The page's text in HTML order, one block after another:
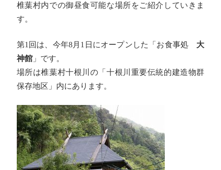
椎葉村内での御昼食可能な場所をご紹介していきま
す。
第1回は、今年8月1日にオープンした「お食事処 大
神館」です。
場所は椎葉村十根川の「十根川重要伝統的建造物群
保存地区」内にあります。